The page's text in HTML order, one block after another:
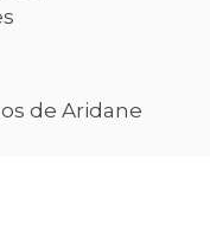
de Aridane